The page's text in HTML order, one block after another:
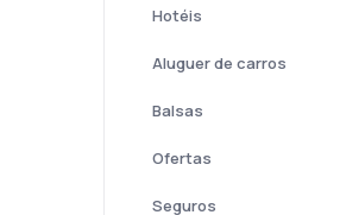
Hotéis
Aluguer de carros
Balsas
Ofertas
Seguros